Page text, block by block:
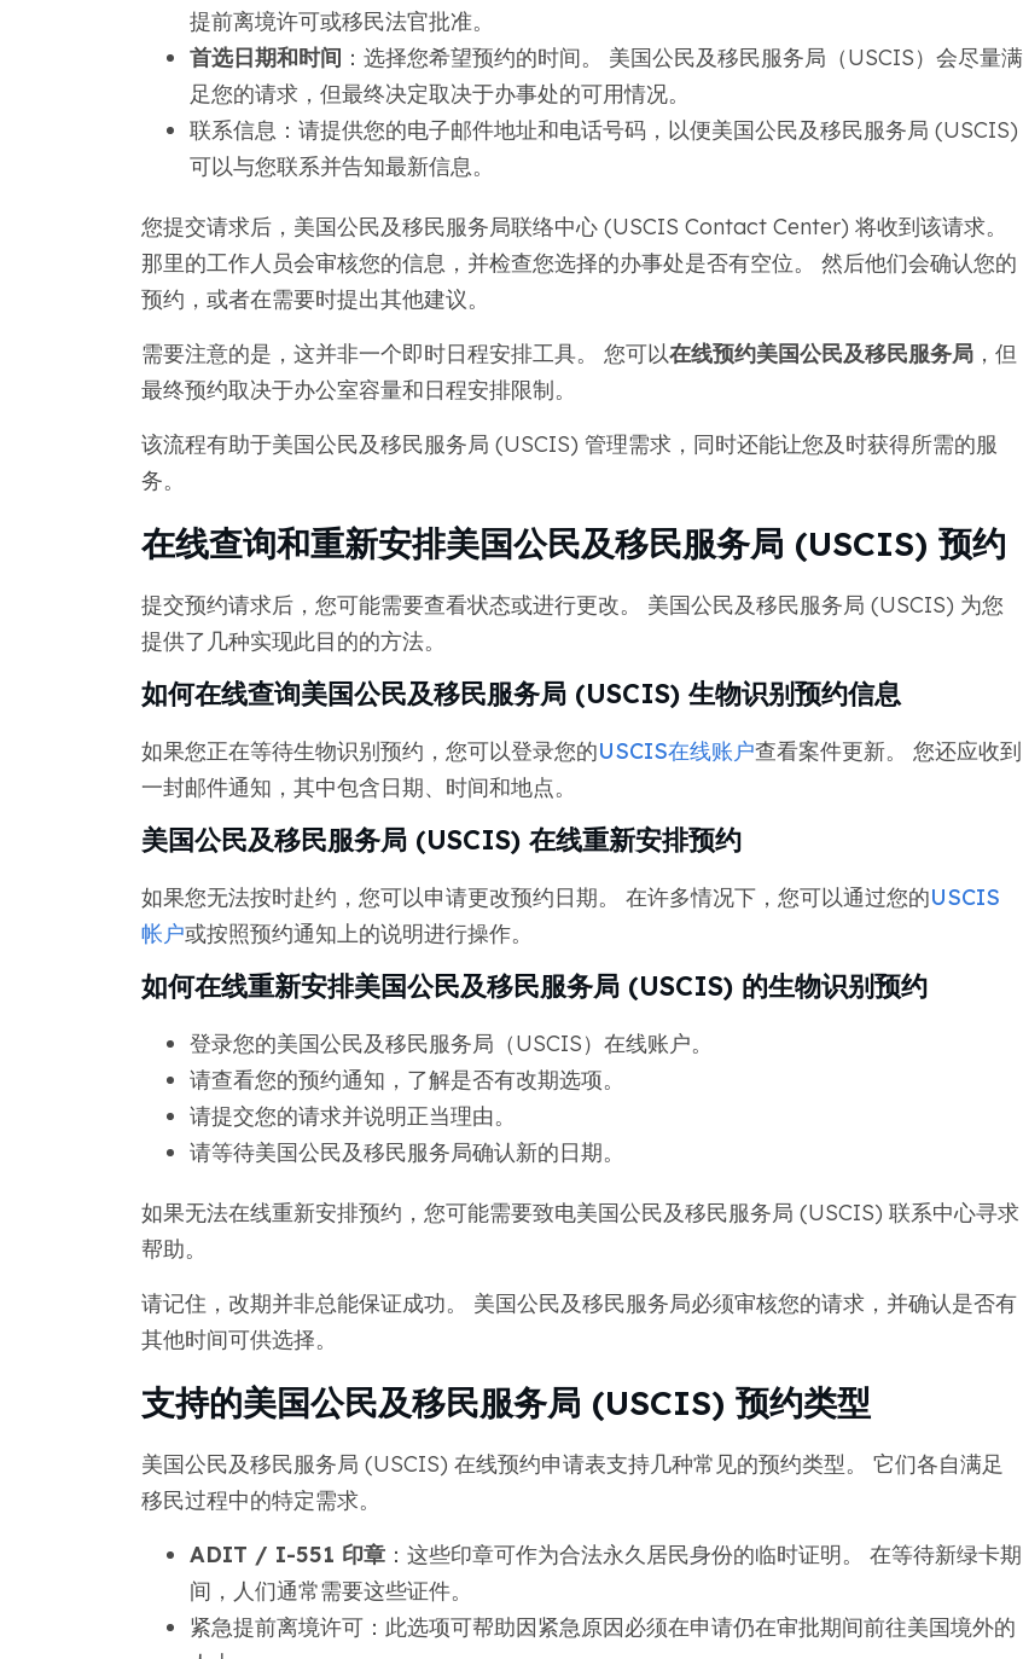
提前离境许可或移民法官批准。
首选日期和时间 ：选择您希望预约的时间。 美国公民及移民服务局（USCIS）会尽量满
足您的请求，但最终决定取决于办事处的可用情况。
联系信息：请提供您的电子邮件地址和电话号码，以便美国公民及移民服务局 (USCIS)
可以与您联系并告知最新信息。
您提交请求后，美国公民及移民服务局联络中心 (USCIS Contact Center) 将收到该请求。
那里的工作人员会审核您的信息，并检查您选择的办事处是否有空位。 然后他们会确认您的
预约，或者在需要时提出其他建议。
需要注意的是，这并非一个即时日程安排工具。 您可以在线预约美国公民及移民服务局，但
最终预约取决于办公室容量和日程安排限制。
该流程有助于美国公民及移民服务局 (USCIS) 管理需求，同时还能让您及时获得所需的服
务。
在线查询和重新安排美国公民及移民服务局 (USCIS) 预约
提交预约请求后，您可能需要查看状态或进行更改。 美国公民及移民服务局 (USCIS) 为您
提供了几种实现此目的的方法。
如何在线查询美国公民及移民服务局 (USCIS) 生物识别预约信息
如果您正在等待生物识别预约，您可以登录您的USCIS在线账户查看案件更新。 您还应收到
一封邮件通知，其中包含日期、时间和地点。
美国公民及移民服务局 (USCIS) 在线重新安排预约
如果您无法按时赴约，您可以申请更改预约日期。 在许多情况下，您可以通过您的USCIS
帐户或按照预约通知上的说明进行操作。
如何在线重新安排美国公民及移民服务局 (USCIS) 的生物识别预约
登录您的美国公民及移民服务局（USCIS）在线账户。
请查看您的预约通知，了解是否有改期选项。
请提交您的请求并说明正当理由。
请等待美国公民及移民服务局确认新的日期。
如果无法在线重新安排预约，您可能需要致电美国公民及移民服务局 (USCIS) 联系中心寻求
帮助。
请记住，改期并非总能保证成功。 美国公民及移民服务局必须审核您的请求，并确认是否有
其他时间可供选择。
支持的美国公民及移民服务局 (USCIS) 预约类型
美国公民及移民服务局 (USCIS) 在线预约申请表支持几种常见的预约类型。 它们各自满足
移民过程中的特定需求。
ADIT / I-551 印章：这些印章可作为合法永久居民身份的临时证明。 在等待新绿卡期
间，人们通常需要这些证件。
紧急提前离境许可：此选项可帮助因紧急原因必须在申请仍在审批期间前往美国境外的